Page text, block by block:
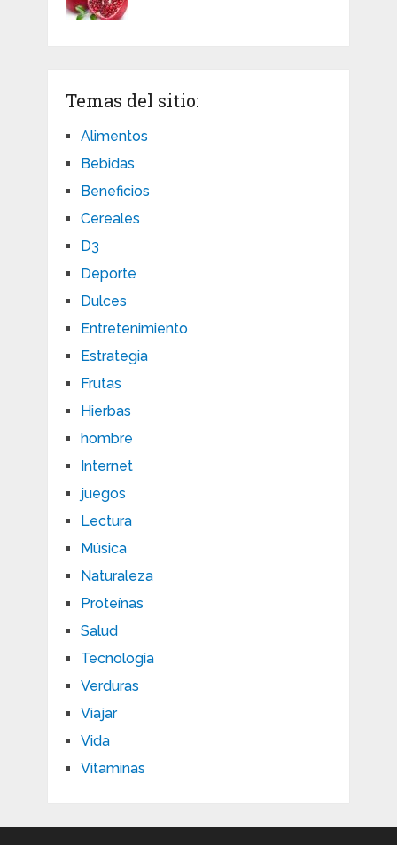
Temas del sitio:
Alimentos
Bebidas
Beneficios
Cereales
D3
Deporte
Dulces
Entretenimiento
Estrategia
Frutas
Hierbas
hombre
Internet
juegos
Lectura
Música
Naturaleza
Proteínas
Salud
Tecnología
Verduras
Viajar
Vida
Vitaminas